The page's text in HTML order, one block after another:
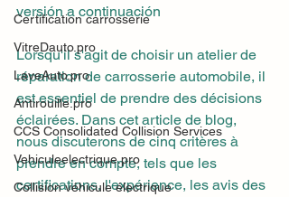
Certification carrosserie
VitreDauto.pro
LaveAuto.pro
Antirouille.pro
CCS Consolidated Collision Services
Vehiculeelectrique.pro
Collision véhicule électrique
versión a continuación
Lorsqu'il s'agit de choisir un atelier de
réparation de carrosserie automobile, il
est essentiel de prendre des décisions
éclairées. Dans cet article de blog,
nous discuterons de cinq critères à
prendre en compte, tels que les
certifications, l'expérience, les avis des